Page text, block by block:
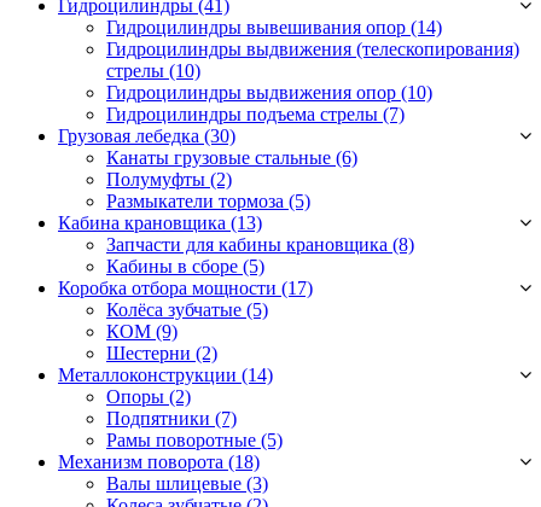
Гидроцилиндры (41)
Гидроцилиндры вывешивания опор (14)
Гидроцилиндры выдвижения (телескопирования)
стрелы (10)
Гидроцилиндры выдвижения опор (10)
Гидроцилиндры подъема стрелы (7)
Грузовая лебедка (30)
Канаты грузовые стальные (6)
Полумуфты (2)
Размыкатели тормоза (5)
Кабина крановщика (13)
Запчасти для кабины крановщика (8)
Кабины в сборе (5)
Коробка отбора мощности (17)
Колёса зубчатые (5)
КОМ (9)
Шестерни (2)
Металлоконструкции (14)
Опоры (2)
Подпятники (7)
Рамы поворотные (5)
Механизм поворота (18)
Валы шлицевые (3)